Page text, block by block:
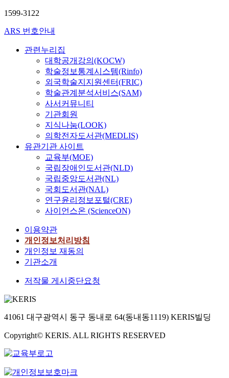
1599-3122
ARS 번호안내
관련누리집
대학공개강의(KOCW)
학술정보통계시스템(Rinfo)
외국학술지지원센터(FRIC)
학술관계분석서비스(SAM)
사서커뮤니티
기관회원
지식나눔(LOOK)
의학전자도서관(MEDLIS)
유관기관 사이트
교육부(MOE)
국립장애인도서관(NLD)
국립중앙도서관(NL)
국회도서관(NAL)
연구윤리정보포털(CRE)
사이언스온 (ScienceON)
이용약관
개인정보처리방침
개인정보 재동의
기관소개
저작물 게시중단요청
41061 대구광역시 동구 동내로 64(동내동1119) KERIS빌딩
Copyright© KERIS. ALL RIGHTS RESERVED